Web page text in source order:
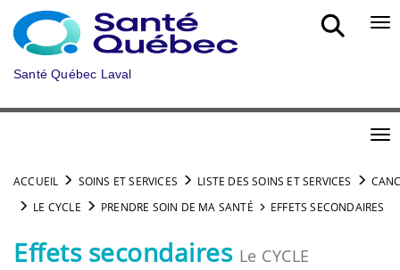
Aller au menu principal
Santé Québec Laval
ACCUEIL SOINS ET SERVICES LISTE DES SOINS ET SERVICES
LE CYCLE
PRENDRE SOIN DE MA SANTÉ EFFETS SECONDAIRES
Effets secondaires Le CYCLE